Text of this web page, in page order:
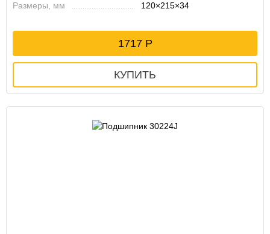
Размеры, мм 120×215×34
1717